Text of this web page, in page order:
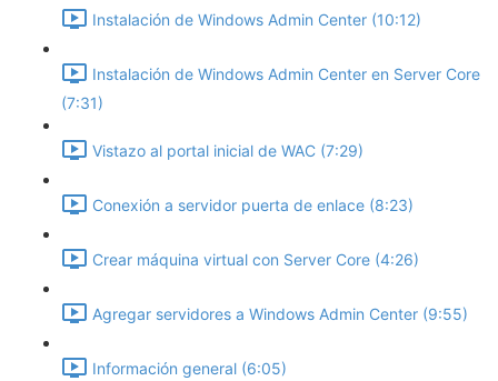
Instalación de Windows Admin Center (10:12)
Instalación de Windows Admin Center en Server Core
(7:31)
Vistazo al portal inicial de WAC (7:29)
Conexión a servidor puerta de enlace (8:23)
Crear máquina virtual con Server Core (4:26)
Agregar servidores a Windows Admin Center (9:55)
Información general (6:05)